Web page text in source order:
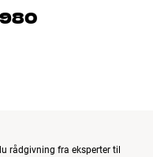
løsning, der passer
rådgivning fra eksperter til